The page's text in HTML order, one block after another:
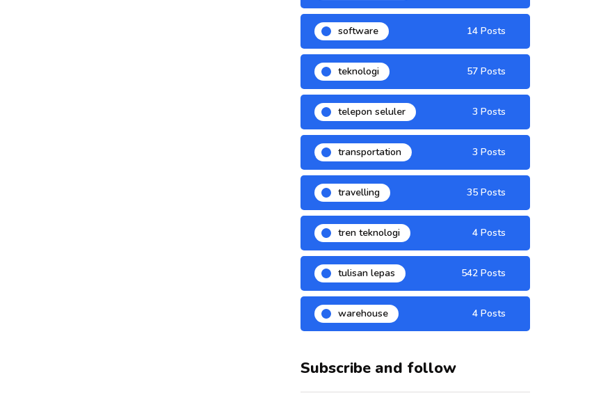
software 14 Posts
teknologi 57 Posts
telepon seluler 3 Posts
transportation 3 Posts
travelling 35 Posts
tren teknologi 4 Posts
tulisan lepas 542 Posts
warehouse 4 Posts
Subscribe and follow